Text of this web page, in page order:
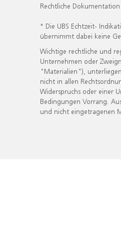
Rechtliche Dokumentation
* Die UBS Echtzeit-
übernimmt dabei keine
Wichtige rechtliche und
Unternehmen oder
"Materialien"),
nicht in allen
Widerspruchs oder einer
Bedingungen Vorrang.
und nicht eingetragenen